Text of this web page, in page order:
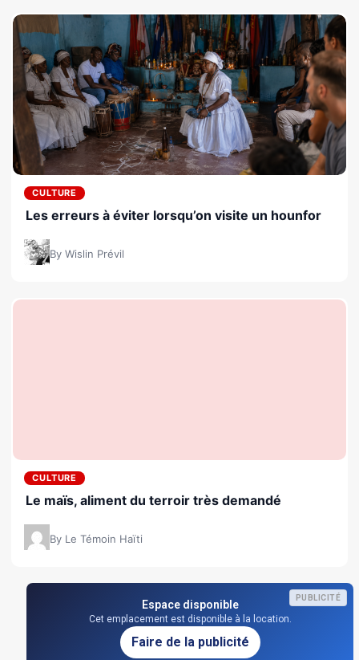
CULTURE
Les erreurs à éviter lorsqu’on visite un hounfor
By Wislin Prévil
CULTURE
Le maïs, aliment du terroir très demandé
By Le Témoin Haïti
PUBLICITÉ
Espace disponible
Cet emplacement est disponible à la location.
Faire de la publicité